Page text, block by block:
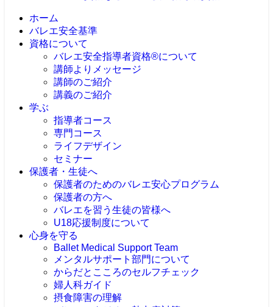
ホーム
バレエ安全基準
資格について
バレエ安全指導者資格®︎について
講師よりメッセージ
講師のご紹介
講義のご紹介
学ぶ
指導者コース
バレエ安全指導者養成スクール
はじめてのバレエ指導コース
ベーシック講座
専門コース
指導者のための解剖学コース
リトミック・ネクスト
バレエ姿勢ベーシックインストラクターコー
ス
バレエ専門トレーナーコース
メディカルシニアバレエコース
心のサポーターwithバレエ コース
ライフデザイン
Blooming Mind
ライフ&ワーク
セミナー
保護者・生徒へ
保護者のためのバレエ安心プログラム
保護者の方へ
バレエを習う生徒の皆様へ
U18応援制度について
心身を守る
Ballet Medical Support Team
メンタルサポート部門について
からだとこころのセルフチェック
婦人科ガイド
摂食障害の理解